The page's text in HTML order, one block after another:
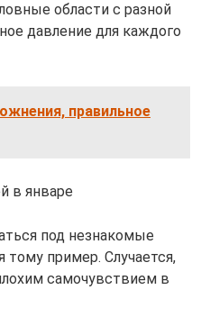
области с разной
давление для каждого
правильное
в январе
под незнакомые
тому пример. Случается,
самочувствием в